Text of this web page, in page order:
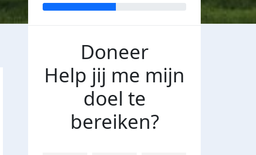
Doneer
Help jij me mijn
doel te
bereiken?